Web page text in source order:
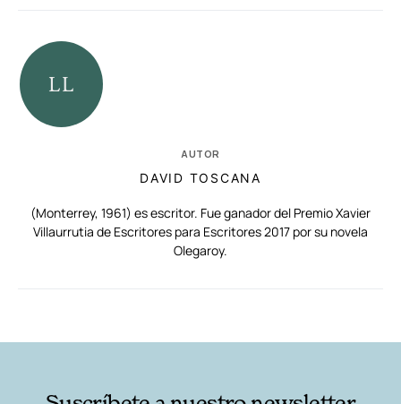
AUTOR
DAVID TOSCANA
(Monterrey, 1961) es escritor. Fue ganador del Premio Xavier
Villaurrutia de Escritores para Escritores 2017 por su novela
Olegaroy.